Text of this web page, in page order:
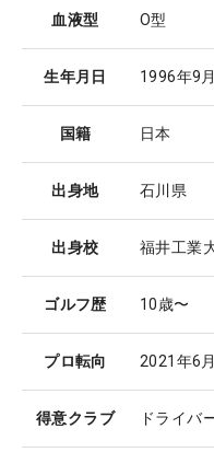
血液型 O型
生年月日 1996年9
国籍 日本
出身地 石川県
出身校 福井工業
ゴルフ歴 10歳〜
プロ転向 2021年6
得意クラブ ドライバ